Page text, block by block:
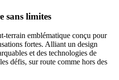
sans limites
terrain emblématique conçu pour
fortes. Alliant un design
et des technologies de
défis, sur route comme hors des